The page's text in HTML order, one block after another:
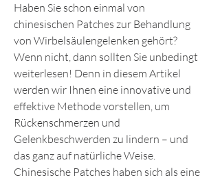
Haben Sie schon einmal von
chinesischen Patches zur Behandlung
von Wirbelsäulengelenken gehört?
Wenn nicht, dann sollten Sie unbedingt
weiterlesen! Denn in diesem Artikel
werden wir Ihnen eine innovative und
effektive Methode vorstellen, um
Rückenschmerzen und
Gelenkbeschwerden zu lindern – und
das ganz auf natürliche Weise.
Chinesische Patches haben sich als eine